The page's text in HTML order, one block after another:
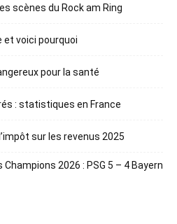
scènes du Rock am Ring
et voici pourquoi
pour la santé
: statistiques en France
sur les revenus 2025
2026 : PSG 5 – 4 Bayern